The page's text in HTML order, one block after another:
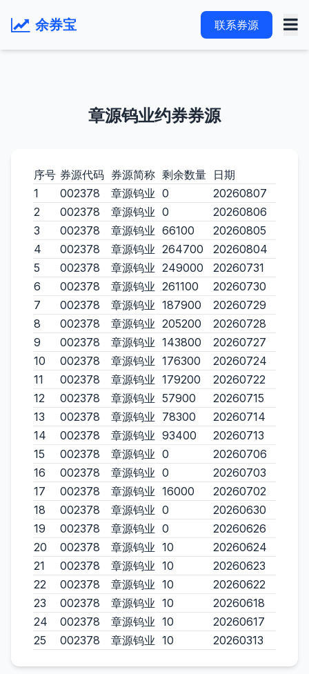
余券宝 联系券源
章源钨业约券券源
序号 券源代码 券源简称 剩余数量 日期
1
002378 章源钨业 0
20260807
2
002378 章源钨业 0
20260806
3
002378 章源钨业 66100
20260805
4
002378 章源钨业 264700
20260804
5
002378 章源钨业 249000
20260731
6
002378 章源钨业 261100
20260730
7
002378 章源钨业 187900
20260729
8
002378 章源钨业 205200
20260728
9
002378 章源钨业 143800
20260727
10
002378 章源钨业 176300
20260724
11
002378 章源钨业 179200
20260722
12
002378 章源钨业 57900
20260715
13
002378 章源钨业 78300
20260714
14
002378 章源钨业 93400
20260713
15
002378 章源钨业 0
20260706
16
002378 章源钨业 0
20260703
17
002378 章源钨业 16000
20260702
18
002378 章源钨业 0
20260630
19
002378 章源钨业 0
20260626
20
002378 章源钨业 10
20260624
21
002378 章源钨业 10
20260623
22
002378 章源钨业 10
20260622
23
002378 章源钨业 10
20260618
24
002378 章源钨业 10
20260617
25
002378 章源钨业 10 20260313